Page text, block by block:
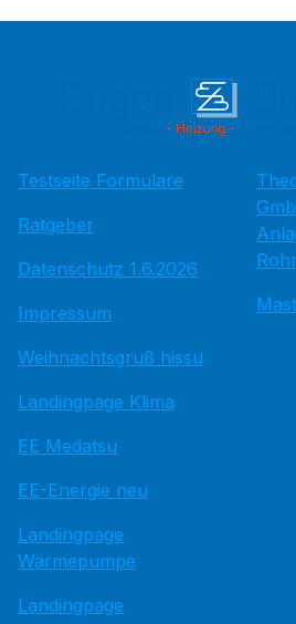
Testseite Formulare
Ratgeber
Datenschutz 1.6.2026
Impressum
Weihnachtsgruß hissu
Landingpage Klima
EE Medatsu
EE-Energie neu
Landingpage
Wärmepumpe
Landingpage